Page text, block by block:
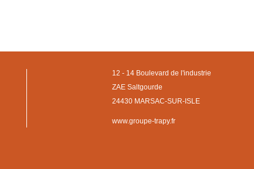
12 - 14 Boulevard de l'industrie
ZAE Saltgourde
24430 MARSAC-SUR-ISLE
www.groupe-trapy.fr